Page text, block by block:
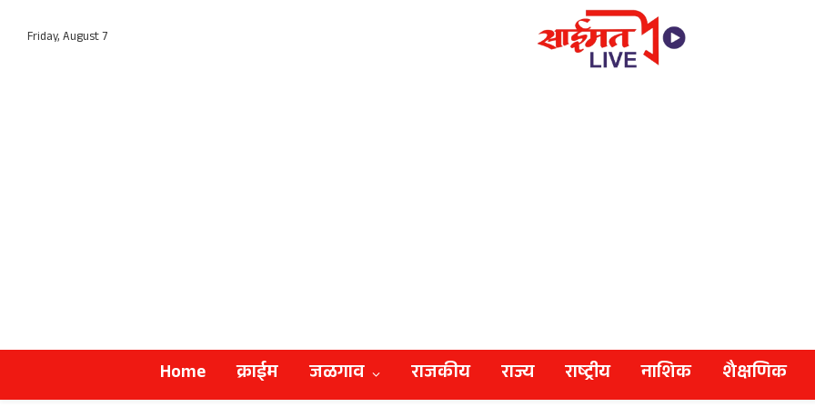
Friday, August 7
Home क्राईम जळगाव राजकीय राज्य राष्ट्रीय नाशिक शैक्षणिक